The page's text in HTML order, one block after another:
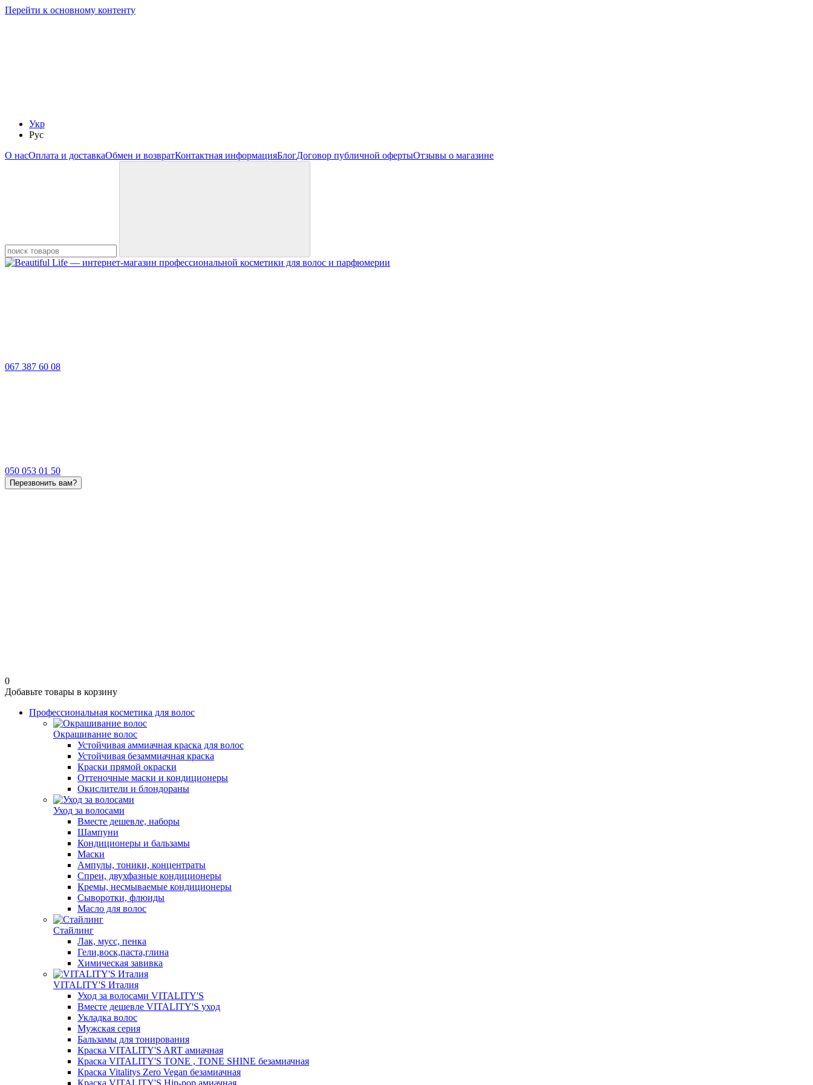
Перейти к основному контенту
Укр
Рус
О насОплата и доставкаОбмен и возвратКонтактная информацияБлогДоговор публичной офертыОтзывы о магазине
067 387 60 08
050 053 01 50
Перезвонить вам?
0
Добавьте товары в корзину
Профессиональная косметика для волос
Окрашивание волос
Устойчивая аммиачная краска для волос
Устойчивая безаммиачная краска
Краски прямой окраски
Оттеночные маски и кондиционеры
Окислители и блондораны
Уход за волосами
Вместе дешевле, наборы
Шампуни
Кондиционеры и бальзамы
Маски
Ампулы, тоники, концентраты
Спреи, двухфазные кондиционеры
Кремы, несмываемые кондиционеры
Сыворотки, флюиды
Масло для волос
Стайлинг
Лак, мусс, пенка
Гели,воск,паста,глина
Химическая завивка
VITALITY'S Италия
Уход за волосами VITALITY'S
Вместе дешевле VITALITY'S уход
Укладка волос
Мужская серия
Бальзамы для тонирования
Краска VITALITY'S ART амиачная
Краска VITALITY'S TONE , TONE SHINE безамиачная
Краска Vitalitys Zero Vegan безамиачная
Краска VITALITY'S Hip-pop амиачная